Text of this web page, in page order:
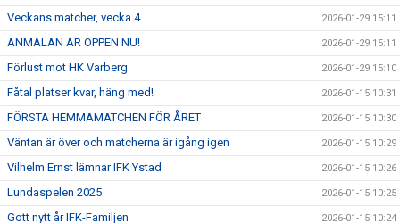
Veckans matcher, vecka 4 2026-01-29 15:11
ANMÄLAN ÄR ÖPPEN NU! 2026-01-29 15:11
Förlust mot HK Varberg 2026-01-29 15:10
Fåtal platser kvar, häng med! 2026-01-15 10:31
FÖRSTA HEMMAMATCHEN FÖR ÅRET 2026-01-15 10:30
Väntan är över och matcherna är igång igen 2026-01-15 10:29
Vilhelm Ernst lämnar IFK Ystad 2026-01-15 10:26
Lundaspelen 2025 2026-01-15 10:25
Gott nytt år IFK-Familjen 2026-01-15 10:24